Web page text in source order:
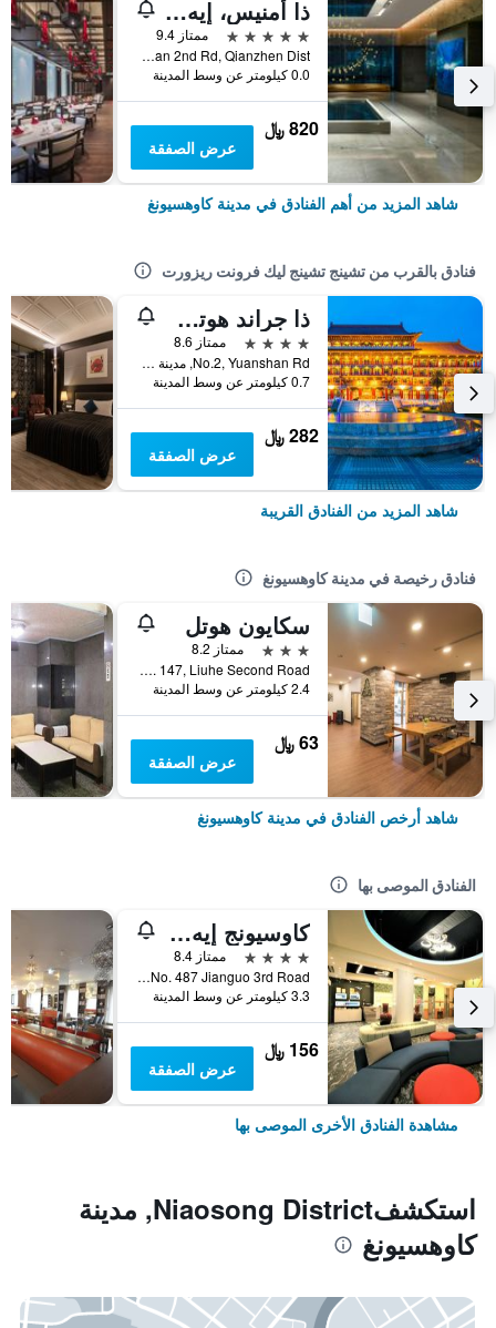
ذا أمنيس، إيه لاكشري كوليكشن هوتل، كاوهسيونج
5 نجوم
ممتاز 9.4
No.199, Zhongshan 2nd Rd, Qianzhen Dist., مدينة كاوهسيونغ, تايوان
0.0 كيلومتر عن وسط المدينة
820 ﷼
عرض الصفقة
شاهد المزيد من أهم الفنادق في مدينة كاوهسيونغ
فنادق بالقرب من تشينج تشينج ليك فرونت ريزورت
ذا جراند هوتل كاوسيونج
4 نجوم
ممتاز 8.6
No.2, Yuanshan Rd, مدينة كاوهسيونغ, تايوان
0.7 كيلومتر عن وسط المدينة
282 ﷼
عرض الصفقة
شاهد المزيد من الفنادق القريبة
فنادق رخيصة في مدينة كاوهسيونغ
سكايون هوتل
3 نجوم
ممتاز 8.2
No. 147, Liuhe Second Road, مدينة كاوهسيونغ, تايوان
2.4 كيلومتر عن وسط المدينة
63 ﷼
عرض الصفقة
شاهد أرخص الفنادق في مدينة كاوهسيونغ
الفنادق الموصى بها
كاوسيونج إيه هوتل
4 نجوم
ممتاز 8.4
No. 487 Jianguo 3rd Road, مدينة كاوهسيونغ, تايوان
3.3 كيلومتر عن وسط المدينة
156 ﷼
عرض الصفقة
مشاهدة الفنادق الأخرى الموصى بها
استكشفNiaosong District, مدينة
كاوهسيونغ